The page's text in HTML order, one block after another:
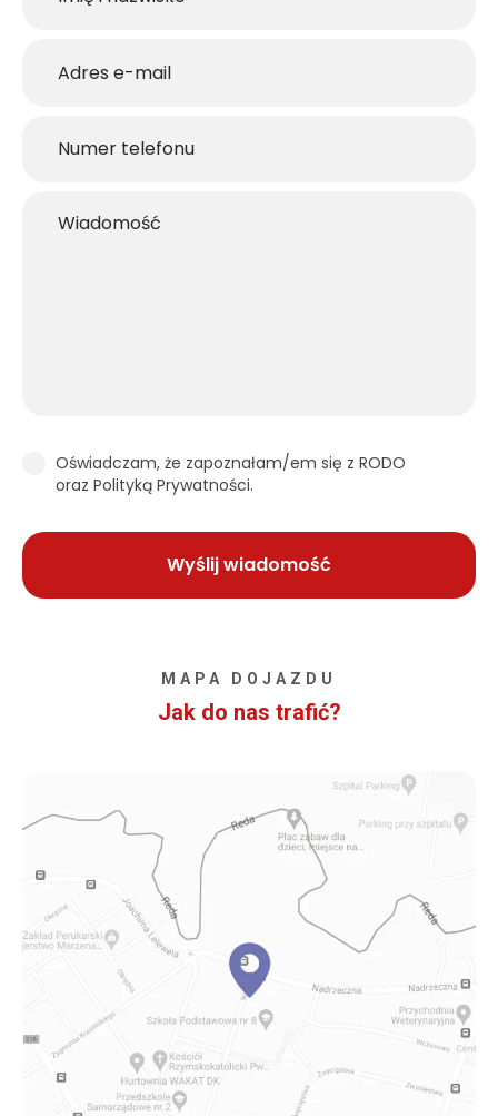
Oświadczam, że zapoznałam/em się z RODO
oraz Polityką Prywatności.
MAPA DOJAZDU
Jak do nas trafić?